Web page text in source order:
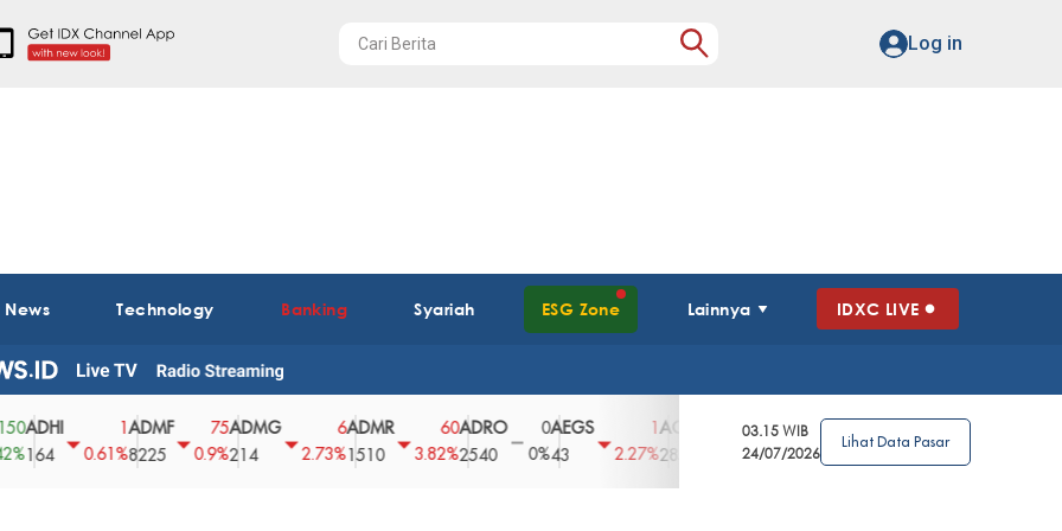
Log in
Technology Banking Syariah ESG Zone Lainnya IDXC LIVE
0.61%
ADMF
8225
75
0.9%
ADMG
214
2.73%
ADMR
1510
60
3.82%
ADRO
2540
0
0%
AEGS
2.27% 2850
3.39%
AGRO
4
2.63%
0%
03.15 WIB
24/07/2026
Lihat Data Pasar